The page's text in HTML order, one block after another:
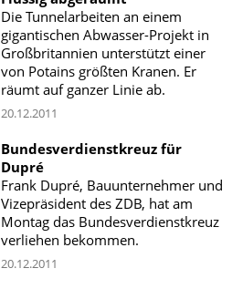
Die Tunnelarbeiten an einem
gigantischen Abwasser-Projekt in
Großbritannien unterstützt einer
von Potains größten Kranen. Er
räumt auf ganzer Linie ab.
20.12.2011
Bundesverdienstkreuz für
Dupré
Frank Dupré, Bauunternehmer und
Vizepräsident des ZDB, hat am
Montag das Bundesverdienstkreuz
verliehen bekommen.
20.12.2011